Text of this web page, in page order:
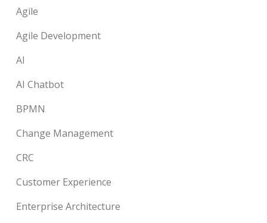
Agile
Agile Development
AI
AI Chatbot
BPMN
Change Management
CRC
Customer Experience
Enterprise Architecture